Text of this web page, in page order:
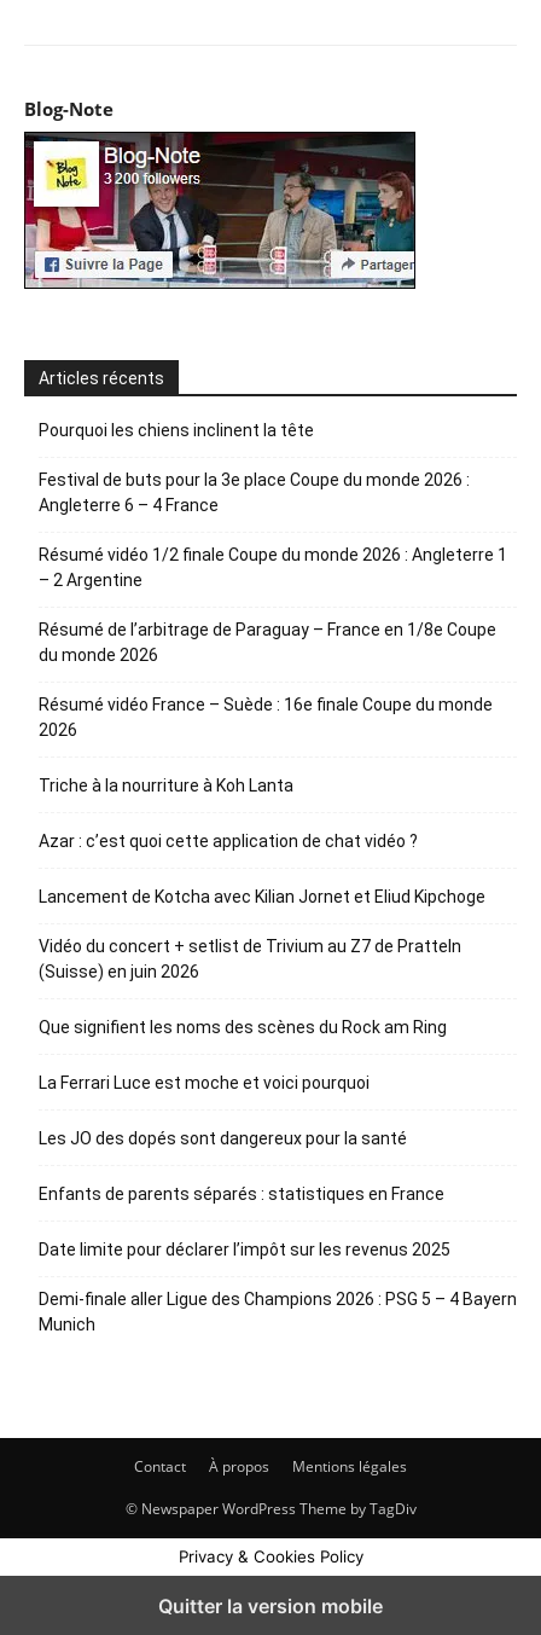
Blog-Note
Articles récents
Pourquoi les chiens inclinent la tête
Festival de buts pour la 3e place Coupe du monde 2026 :
Angleterre 6 – 4 France
Résumé vidéo 1/2 finale Coupe du monde 2026 : Angleterre 1
– 2 Argentine
Résumé de l’arbitrage de Paraguay – France en 1/8e Coupe
du monde 2026
Résumé vidéo France – Suède : 16e finale Coupe du monde
2026
Triche à la nourriture à Koh Lanta
Azar : c’est quoi cette application de chat vidéo ?
Lancement de Kotcha avec Kilian Jornet et Eliud Kipchoge
Vidéo du concert + setlist de Trivium au Z7 de Pratteln
(Suisse) en juin 2026
Que signifient les noms des scènes du Rock am Ring
La Ferrari Luce est moche et voici pourquoi
Les JO des dopés sont dangereux pour la santé
Enfants de parents séparés : statistiques en France
Date limite pour déclarer l’impôt sur les revenus 2025
Demi-finale aller Ligue des Champions 2026 : PSG 5 – 4 Bayern
Munich
Contact À propos Mentions légales
© Newspaper WordPress Theme by TagDiv
Privacy & Cookies Policy
Quitter la version mobile